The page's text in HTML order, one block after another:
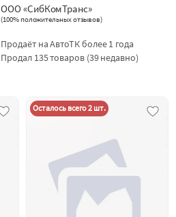
ООО «СибКомТранс»
(100% положительных отзывов)
Продаёт на АвтоТК более 1 года
Продал 135 товаров (39 недавно)
Осталось всего 2 шт.